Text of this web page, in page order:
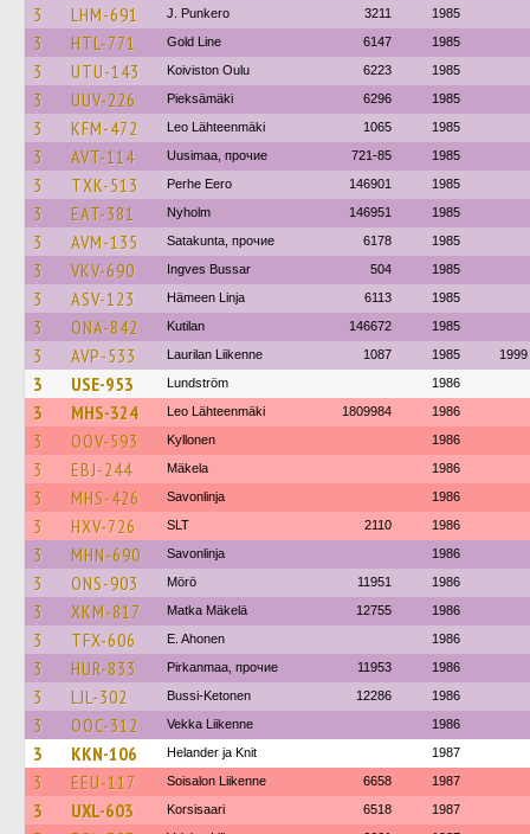
3 LHM-691 J. Punkero 3211 1985
3 HTL-771 Gold Line 6147 1985
3 UTU-143 Koiviston Oulu 6223 1985
3 UUV-226 Pieksämäki 6296 1985
3 KFM-472 Leo Lähteenmäki 1065 1985
3 AVT-114 Uusimaa, прочие 721-85 1985
3 TXK-513 Perhe Eero 146901 1985
3 EAT-381 Nyholm 146951 1985
3 AVM-135 Satakunta, прочие 6178 1985
3 VKV-690 Ingves Bussar 504 1985
3 ASV-123 Hämeen Linja 6113 1985
3 ONA-842 Kutilan 146672 1985
3 AVP-533 Laurilan Liikenne 1087 1985 1999
3 USE-953 Lundström 1986
3 MHS-324 Leo Lähteenmäki 1809984 1986
3 OOV-593 Kyllonen 1986
3 EBJ-244 Mäkela 1986
3 MHS-426 Savonlinja 1986
3 HXV-726 SLT 2110 1986
3 MHN-690 Savonlinja 1986
3 ONS-903 Mörö 11951 1986
3 XKM-817 Matka Mäkelä 12755 1986
3 TFX-606 E. Ahonen 1986
3 HUR-833 Pirkanmaa, прочие 11953 1986
3 LJL-302 Bussi-Ketonen 12286 1986
3 OOC-312 Vekka Liikenne 1986
3 KKN-106 Helander ja Knit 1987
3 EEU-117 Soisalon Liikenne 6658 1987
3 UXL-603 Korsisaari 6518 1987